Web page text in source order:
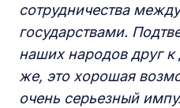
сотрудничества
государствами.
наших народов друг к
же, это хорошая
очень серьезный